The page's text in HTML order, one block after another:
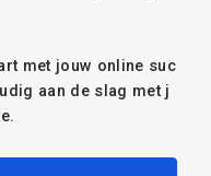
met jouw online suc
aan de slag met j